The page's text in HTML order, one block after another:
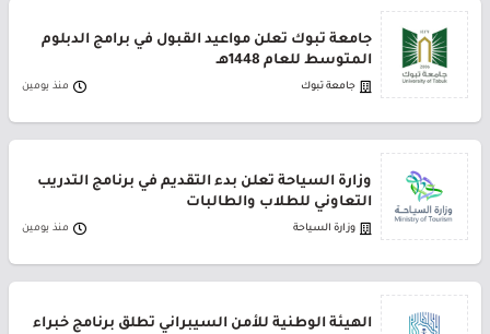
جامعة تبوك تعلن مواعيد القبول في برامج الدبلوم
المتوسط للعام 1448هـ
جامعة تبوك منذ يومين
وزارة السياحة تعلن بدء التقديم في برنامج التدريب
التعاوني للطلاب والطالبات
وزارة السياحة منذ يومين
الهيئة الوطنية للأمن السيبراني تطلق برنامج خبراء